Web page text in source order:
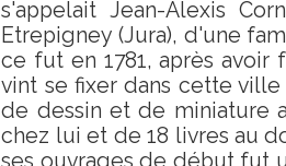
s'appelait Jean-Alexis
Etrepigney (Jura), d'une
ce fut en 1781, après
vint se fixer dans cette
de dessin et de miniature
chez lui et de 18 livres au
ses ouvrages de début fut